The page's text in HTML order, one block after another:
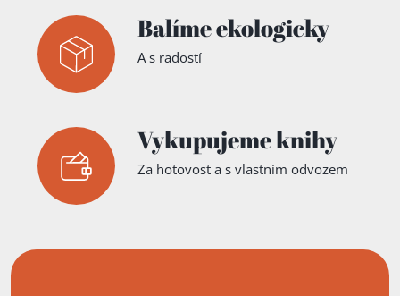
Balíme ekologicky
A s radostí
Vykupujeme knihy
Za hotovost a s vlastním odvozem